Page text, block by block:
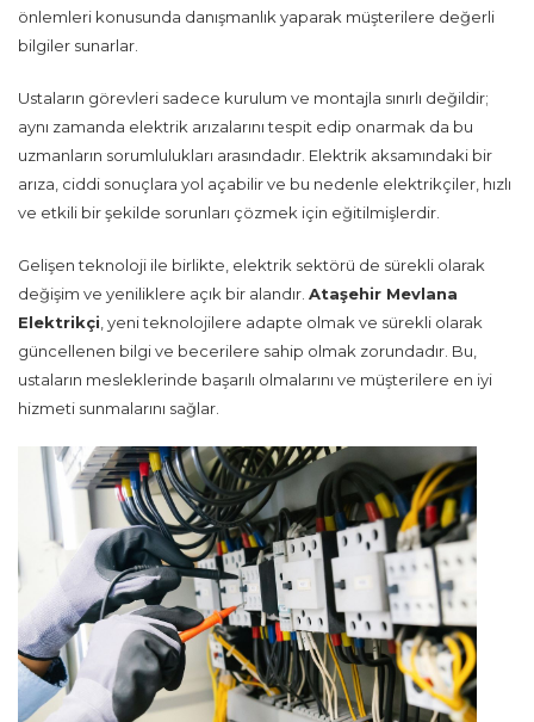
önlemleri konusunda danışmanlık yaparak müşterilere değerli
bilgiler sunarlar.
Ustaların görevleri sadece kurulum ve montajla sınırlı değildir;
aynı zamanda elektrik arızalarını tespit edip onarmak da bu
uzmanların sorumlulukları arasındadır. Elektrik aksamındaki bir
arıza, ciddi sonuçlara yol açabilir ve bu nedenle elektrikçiler, hızlı
ve etkili bir şekilde sorunları çözmek için eğitilmişlerdir.
Gelişen teknoloji ile birlikte, elektrik sektörü de sürekli olarak
değişim ve yeniliklere açık bir alandır. Ataşehir Mevlana
Elektrikçi , yeni teknolojilere adapte olmak ve sürekli olarak
güncellenen bilgi ve becerilere sahip olmak zorundadır. Bu,
ustaların mesleklerinde başarılı olmalarını ve müşterilere en iyi
hizmeti sunmalarını sağlar.